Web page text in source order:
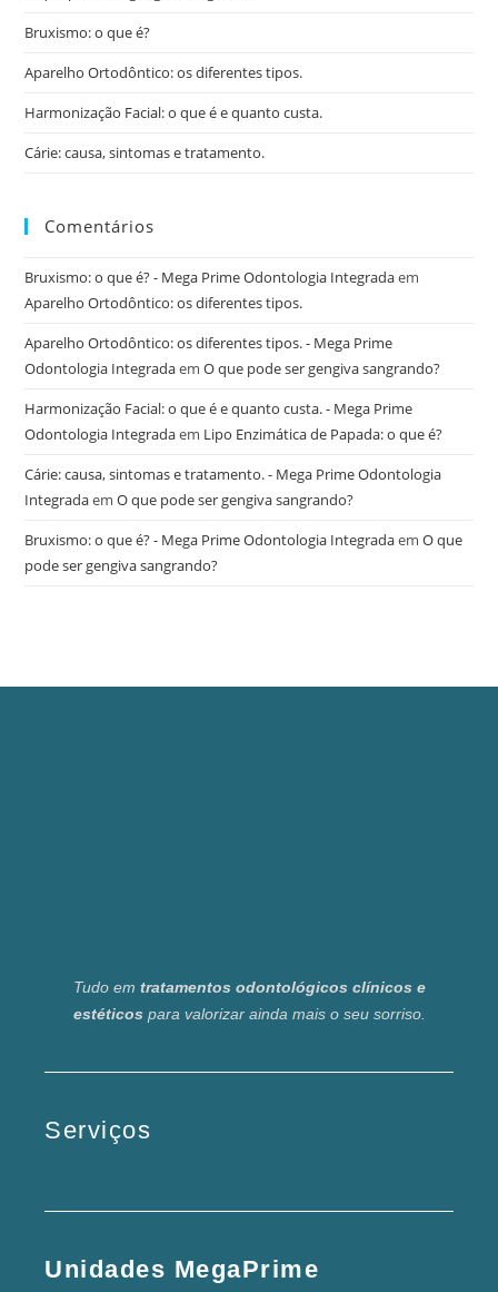
Bruxismo: o que é?
Aparelho Ortodôntico: os diferentes tipos.
Harmonização Facial: o que é e quanto custa.
Cárie: causa, sintomas e tratamento.
Comentários
Bruxismo: o que é? - Mega Prime Odontologia Integradaem
Aparelho Ortodôntico: os diferentes tipos.
Aparelho Ortodôntico: os diferentes tipos. - Mega Prime
Odontologia IntegradaemO que pode ser gengiva sangrando?
Harmonização Facial: o que é e quanto custa. - Mega Prime
Odontologia Integradaem Lipo Enzimática de Papada: o que é?
Cárie: causa, sintomas e tratamento. - Mega Prime Odontologia
IntegradaemO que pode ser gengiva sangrando?
Bruxismo: o que é? - Mega Prime Odontologia IntegradaemO que
pode ser gengiva sangrando?
Tudo em tratamentos odontológicos clínicos e
estéticos para valorizar ainda mais o seu sorriso.
Serviços
Unidades MegaPrime